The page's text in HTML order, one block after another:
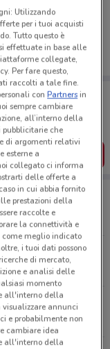
te!
vicino a te,
comodamente
Utilizzando
per i tuoi acquisti
Tutto questo è
effettuate in base alle
collegate,
Per fare questo,
raccolti a tale fine.
conPartnersin
sempre cambiare
all’interno della
pubblicitarie che
di argomenti relativi
esterne a
collegato ci informa
delle offerte a
in cui abbia fornito
prestazioni della
raccolte e
la connettività e
come meglio indicato
i tuoi dati possono
di mercato,
e analisi delle
momento
all'interno della
visualizzare annunci
e probabilmente non
cambiare idea
all'interno della